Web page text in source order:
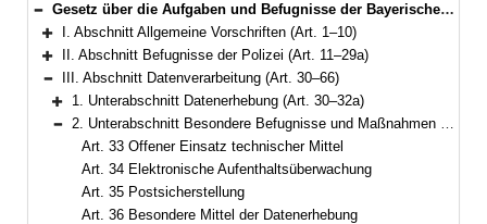
Bereich reduzieren
Gesetz über die Aufgaben und Befugnisse der Bayerischen Polizei (Polizeiaufgabengesetz – PAG) in der Fassung der Bekanntmachung vom 14. September 1990 (GVBl. S. 397) BayRS 2012-1-1-I (Art. 1–102)
Bereich erweitern
I. Abschnitt Allgemeine Vorschriften (Art. 1–10)
Bereich erweitern
II. Abschnitt Befugnisse der Polizei (Art. 11–29a)
Bereich reduzieren
III. Abschnitt Datenverarbeitung (Art. 30–66)
Bereich erweitern
1. Unterabschnitt Datenerhebung (Art. 30–32a)
Bereich reduzieren
2. Unterabschnitt Besondere Befugnisse und Maßnahmen der Datenerhebung (Art. 33–52)
Art. 33 Offener Einsatz technischer Mittel
Art. 34 Elektronische Aufenthaltsüberwachung
Art. 35 Postsicherstellung
Art. 36 Besondere Mittel der Datenerhebung